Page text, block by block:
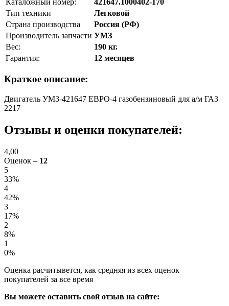
Тип техники
Легковой
Страна производства
Россия (РФ)
Производитель запчасти УМЗ
Вес:
190 кг.
Гарантия:
12 месяцев
Краткое описание:
Двигатель УМЗ-421647 ЕВРО-4 газобензиновый для а/м ГАЗ
2217
Отзывы и оценки покупателей:
4,00
Оценок – 12
5
33%
4
42%
3
17%
2
8%
1
0%
Оценка расчитывется, как средняя из всех оценок
покупателей за все время
Вы можете оставить свой отзыв на сайте: